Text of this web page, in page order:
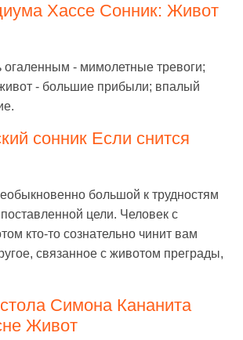
Хассе Сонник: Живот
огаленным - мимолетные тревоги;
- большие прибыли; впалый
сонник Если снится
большой к трудностям
цели. Человек с
кто-то сознательно чинит вам
связанное с животом преграды,
Симона Кананита
Живот